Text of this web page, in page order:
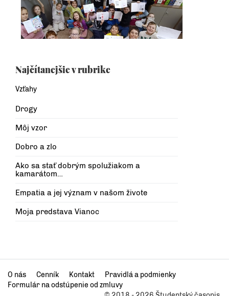
Najčítanejšie v rubrike
Vzťahy
Drogy
Môj vzor
Dobro a zlo
Ako sa stať dobrým spolužiakom a
kamarátom…
Empatia a jej význam v našom živote
Moja predstava Vianoc
O nás Cenník Kontakt
Pravidlá a podmienky
Formulár na odstúpenie od zmluvy